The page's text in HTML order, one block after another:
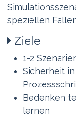
speziellen
Ziele
​1-2
Sicherheit
Bedenken
lernen